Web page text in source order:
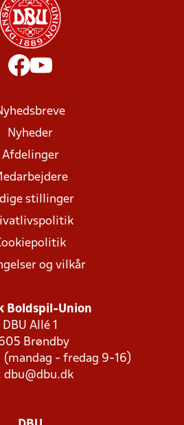
Nyheder
Afdelinger
stillinger
og vilkår
Boldspil-Union
DBU Allé 1
Brøndby
(mandag - fredag 9-16)
dbu@dbu.dk